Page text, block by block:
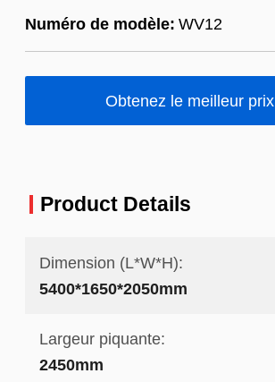
Numéro de modèle: WV12
Obtenez le meilleur prix
Product Details
Dimension (L*W*H):
5400*1650*2050mm
Largeur piquante:
2450mm